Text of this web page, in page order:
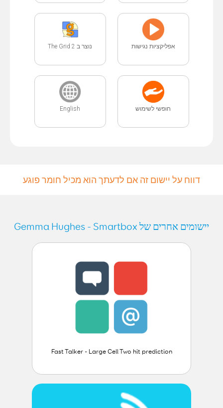
אפליקציות נגישות נוצר ב The Grid 2
חופשי לשימוש English
דווח על יישום זה אם לדעתך הוא מכיל חומר פוגע
יישומים אחרים של Gemma Hughes - Smartbox
Fast Talker - Large Cell Two hit prediction